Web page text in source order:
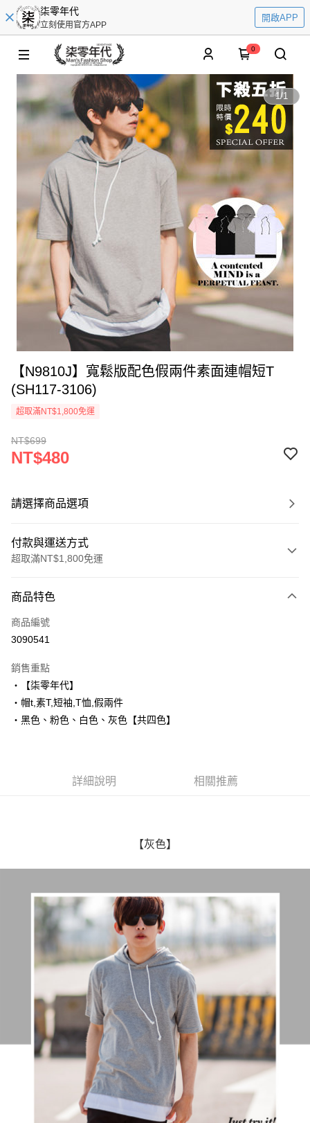
柒零年代
立刻使用官方APP
開啟APP
0
1/1
【N9810J】寬鬆版配色假兩件素面連帽短T
(SH117-3106)
超取滿NT$1,800免運
NT$699
NT$480
請選擇商品選項
付款與運送方式
超取滿NT$1,800免運
信用卡一次付款
超商取貨付款
Apple Pay
街口支付
AFTEE先享後付
２．便利：只要手機號碼，簡訊認證，即可結帳。
【「AFTEE先享後付」結帳流程】
１．於結帳方式選擇「AFTEE先享後付」後，將跳轉至「AFTEE先享後付」
結帳頁面，進行簡訊認證並確認金額後，即可完成結帳。
２．訂單成立數日內，您將收到繳費通知簡訊。
３．收到繳費通知簡訊後14天內，點擊此簡訊中的連結，可透過四大超商／
ATM／網路銀行／等多元方式進行付款，方視為交易完成。
※ 請注意：結帳手續完成當下不需立刻繳費，但若您需要取消訂單，請聯絡
購買商品的店家。未經商家同意取消之訂單仍視為有效，需透過AFTEE先享
後付繳納相關費用。
※ 交易是否成功請以「AFTEE先享後付 」之結帳頁面顯示為準，若有關於
是否繳費成功／繳費後需取消欲退款等相關疑問，請聯繫「AFTEE先享後付
客戶支援中心」
https://netprotections.freshdesk.com/support/home
１．透過由恩沛科技股份有限公司提供之「AFTEE先享後付」服務完成之交
易，需依本服務之必要範圍內提供個人資料，並將交易相關給付款項請求債
權轉讓予恩沛科技股份有限公司。
２．關於個人資料處理事宜，請瀏覽以下網址：
每筆NT$80，滿NT$1,800(含以上)免運費
先付款後全家取貨
每筆NT$80，滿NT$1,800(含以上)免運費
7-11付款取貨
每筆NT$80，滿NT$1,800(含以上)免運費
先付款後7-11取貨
每筆NT$80，滿NT$1,800(含以上)免運費
每筆NT$120，滿NT$3,000(含以上)免運費
商品特色
商品編號
3090541
銷售重點
‧【柒零年代】
‧帽t,素T,短袖,T恤,假兩件
‧黑色、粉色、白色、灰色【共四色】
詳細說明 相關推薦
【灰色】